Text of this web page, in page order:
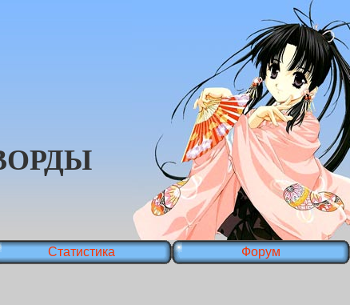
Статистика Форум